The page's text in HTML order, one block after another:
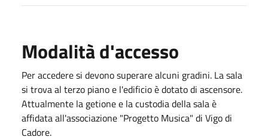
Modalità d'accesso
Per accedere si devono superare alcuni gradini. La sala
si trova al terzo piano e l'edificio è dotato di ascensore.
Attualmente la getione e la custodia della sala è
affidata all'associazione "Progetto Musica" di Vigo di
Cadore.